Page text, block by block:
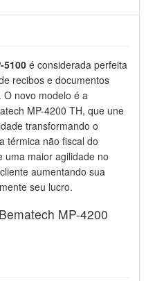
5100 é considerada perfeita
recibos e documentos
novo modelo é a
MP-4200 TH, que une
transformando o
térmica não fiscal do
uma maior agilidade no
aumentando sua
seu lucro.
MP-4200